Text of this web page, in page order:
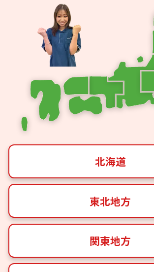
北海道
東北地方
関東地方